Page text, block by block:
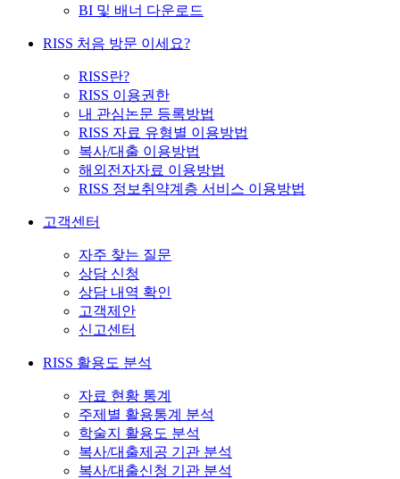
BI 및 배너 다운로드
RISS 처음 방문 이세요?
RISS란?
RISS 이용권한
내 관심논문 등록방법
RISS 자료 유형별 이용방법
복사/대출 이용방법
해외전자자료 이용방법
RISS 정보취약계층 서비스 이용방법
고객센터
자주 찾는 질문
상담 신청
상담 내역 확인
고객제안
신고센터
RISS 활용도 분석
자료 현황 통계
주제별 활용통계 분석
학술지 활용도 분석
복사/대출제공 기관 분석
복사/대출신청 기관 분석